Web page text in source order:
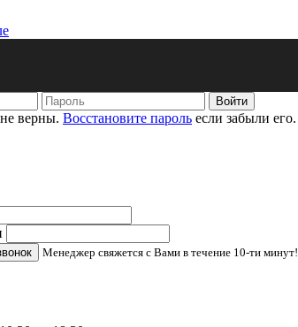
верны. Восстановите пароль если забыли его.
Менеджер свяжется с Вами в течение 10-ти минут!